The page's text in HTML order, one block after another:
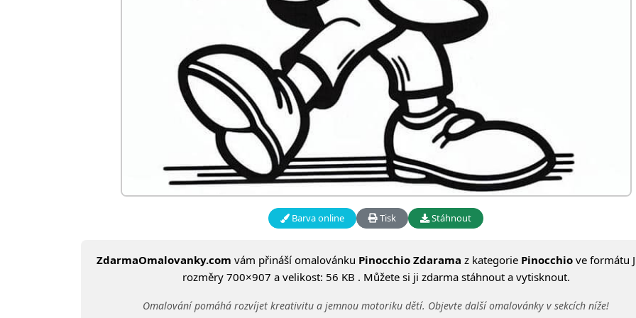
Barva online Tisk Stáhnout
ZdarmaOmalovanky.com vám přináší omalovánku Pinocchio Zdarama z kategorie Pinocchio ve formátu
rozměry 700×907 a velikost: 56 KB . Můžete si ji zdarma stáhnout a vytisknout.
Omalování pomáhá rozvíjet kreativitu a jemnou motoriku dětí. Objevte další omalovánky v sekcích níže!